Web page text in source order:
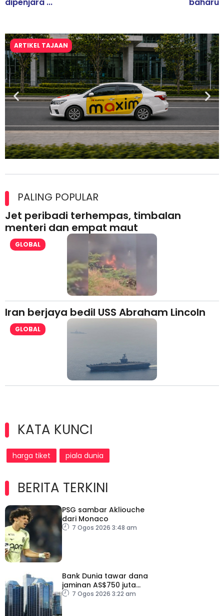
dipenjara ... baharu
ARTIKEL TAJAAN
lesen separuh pertama 2026
PALING POPULAR
Jet peribadi terhempas, timbalan
menteri dan empat maut
GLOBAL
Iran berjaya bedil USS Abraham Lincoln
GLOBAL
KATA KUNCI
harga tiket piala dunia
BERITA TERKINI
PSG sambar Akliouche
dari Monaco
7 Ogos 2026 3:48 am
Bank Dunia tawar dana
jaminan AS$750 juta
kepada Indonesia bantu
7 Ogos 2026 3:22 am